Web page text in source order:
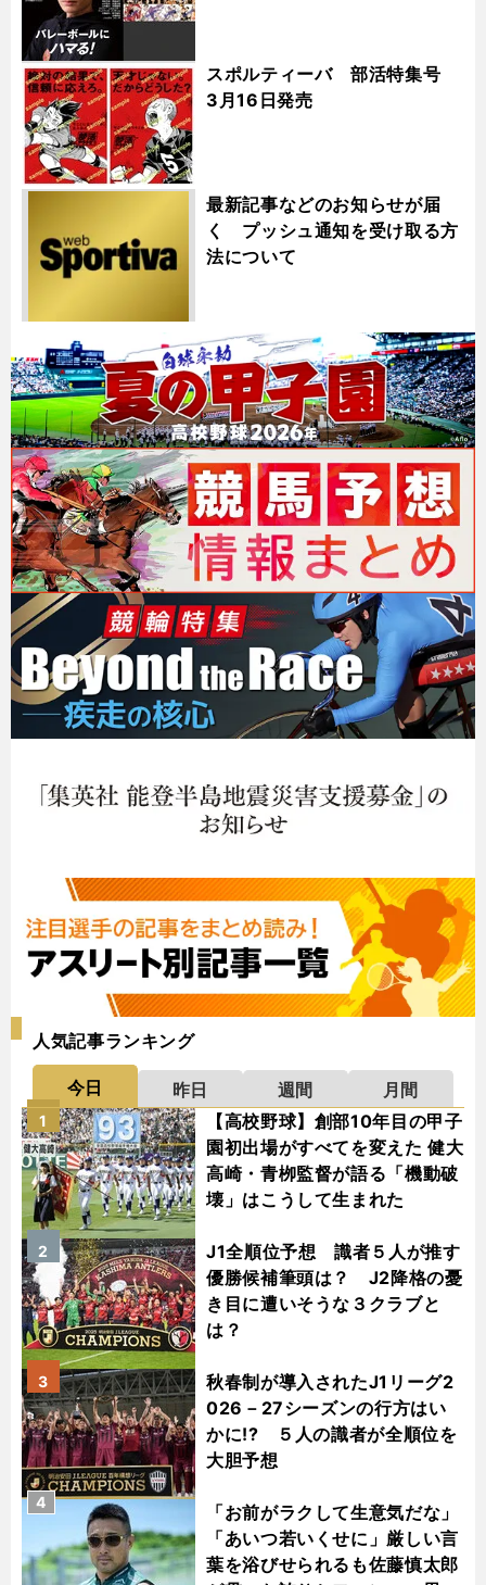
スポルティーバ 部活特集号
3月16日発売
最新記事などのお知らせが届
く プッシュ通知を受け取る方
法について
人気記事ランキング
今日 昨日 週間
月間
【高校野球】創部10年目の甲子
園初出場がすべてを変えた 健大
高崎・青栁監督が語る「機動破
壊」はこうして生まれた
1
J1全順位予想 識者５人が推す
優勝候補筆頭は？ J2降格の憂
き目に遭いそうな３クラブと
は？
2
秋春制が導入されたJ1リーグ2
026－27シーズンの行方はい
かに!? ５人の識者が全順位を
大胆予想
3
「お前がラクして生意気だな」
「あいつ若いくせに」厳しい言
葉を浴びせられるも佐藤慎太郎
4